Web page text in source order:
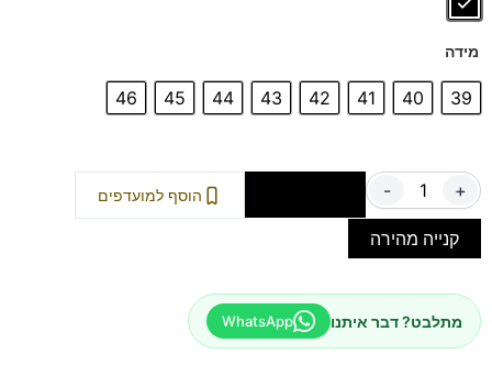
מידה
39
40
41
42
43
44
45
46
- + הוסף למועדפים
קנייה מהירה
מתלבט? דבר איתנו WhatsApp